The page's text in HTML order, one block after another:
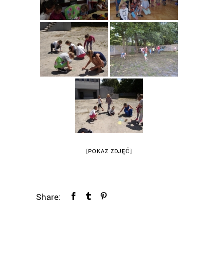
[POKAZ ZDJĘĆ]
Share: